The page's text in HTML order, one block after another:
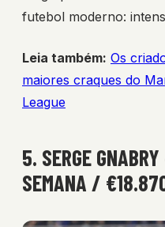
futebol moderno:
Leia também: Os
maiores craques do
League
5. SERGE
SEMANA /